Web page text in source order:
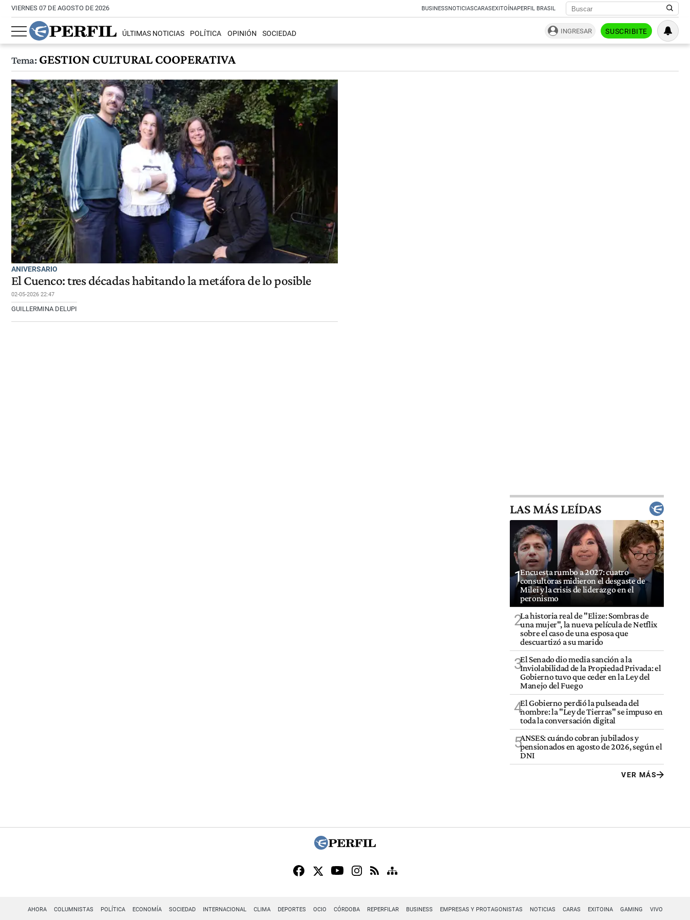
VIERNES 07 DE AGOSTO DE 2026 BUSINESSNOTICIASCARASEXITOÍNAPERFIL BRASIL
ÚLTIMAS NOTICIAS POLÍTICA OPINIÓN SOCIEDAD INGRESAR SUSCRIBITE
Tema:GESTION CULTURAL COOPERATIVA
ANIVERSARIO
El Cuenco: tres décadas habitando la metáfora de lo posible
02-05-2026 22:47
GUILLERMINA DELUPI
LAS MÁS LEÍDAS
1Encuesta rumbo a 2027: cuatro
consultoras midieron el desgaste de
Milei y la crisis de liderazgo en el
peronismo
2La historia real de "Elize: Sombras de
una mujer", la nueva película de Netflix
sobre el caso de una esposa que
descuartizó a su marido
3El Senado dio media sanción a la
Inviolabilidad de la Propiedad Privada: el
Gobierno tuvo que ceder en la Ley del
Manejo del Fuego
4El Gobierno perdió la pulseada del
nombre: la "Ley de Tierras" se impuso en
toda la conversación digital
5ANSES: cuándo cobran jubilados y
pensionados en agosto de 2026, según el
DNI
VER MÁS
AHORA COLUMNISTAS POLÍTICA ECONOMÍA SOCIEDAD INTERNACIONAL CLIMA DEPORTES OCIO CÓRDOBA REPERFILAR BUSINESS EMPRESAS Y PROTAGONISTAS NOTICIAS CARAS EXITOINA GAMING VIVO